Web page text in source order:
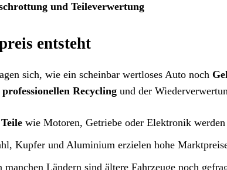
und Teileverwertung
entsteht
sich, wie ein scheinbar wertloses Auto noch
professionellen Recycling und der
wie Motoren, Getriebe oder Elektronik
Kupfer und Aluminium erzielen hohe
manchen Ländern sind ältere Fahrzeuge noch